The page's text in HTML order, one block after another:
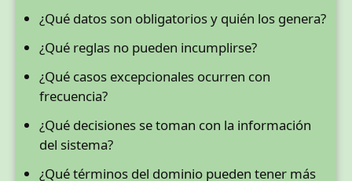
¿Qué datos son obligatorios y quién los genera?
¿Qué reglas no pueden incumplirse?
¿Qué casos excepcionales ocurren con
frecuencia?
¿Qué decisiones se toman con la información
del sistema?
¿Qué términos del dominio pueden tener más